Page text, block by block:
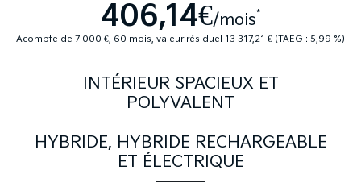
406,14€/mois*
Acompte de 7 000 €, 60 mois, valeur résiduel 13 317,21 € (TAEG : 5,99 %)
INTÉRIEUR SPACIEUX ET
POLYVALENT
HYBRIDE, HYBRIDE RECHARGEABLE
ET ÉLECTRIQUE